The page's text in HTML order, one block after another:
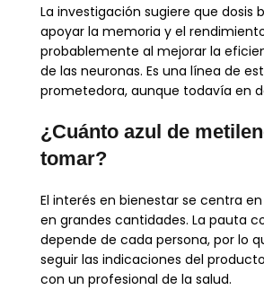
La investigación sugiere que dosis
apoyar la memoria y el
probablemente al mejorar la
de las neuronas. Es una línea de
prometedora, aunque todavía en
¿Cuánto azul de
tomar?
El interés en bienestar se centra
en grandes cantidades. La pauta
depende de cada persona, por lo
seguir las indicaciones del
con un profesional de la salud.